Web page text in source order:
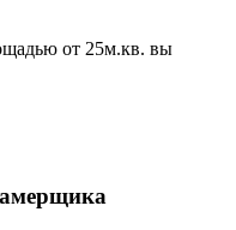
от 25м.кв. вы